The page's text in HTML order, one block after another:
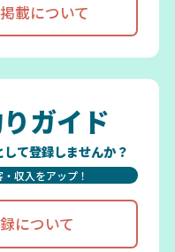
載について
ガイド
て登録しませんか？
収入をアップ！
について